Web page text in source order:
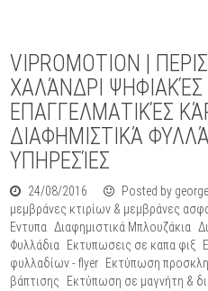
VIPROMOTION |
ΧΑΛΆΝΔΡΙ ΨΗΦΙΑΚΈΣ
ΕΠΑΓΓΕΛΜΑΤΙΚΈΣ
ΔΙΑΦΗΜΙΣΤΙΚΆ
ΥΠΗΡΕΣΊΕΣ
24/08/2016 Posted by
μεμβράνες κτιρίων & μεμβράνες
Εντυπα Διαφημιστικά Μπλουζάκια
Φυλλάδια
Εκτυπωσεις σε καπα φιξ
φυλλαδίων - flyer
Εκτύπωση
βάπτισης
Εκτύπωση σε μαγνήτη &